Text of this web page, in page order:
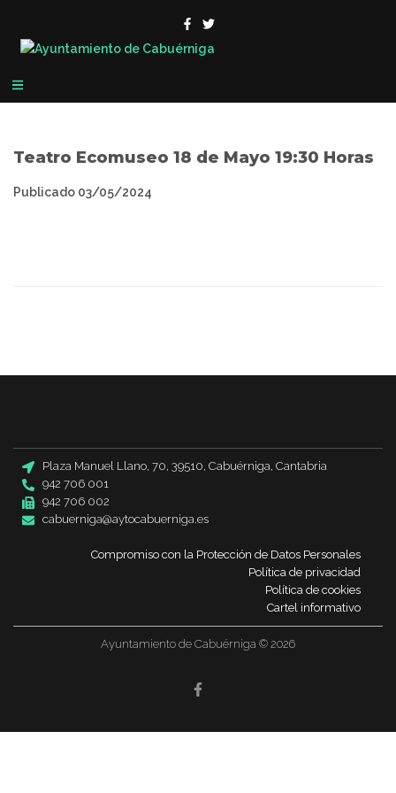
Teatro Ecomuseo 18 de Mayo 19:30 Horas
Publicado 03/05/2024
Plaza Manuel Llano, 70, 39510, Cabuérniga, Cantabria
942 706 001
942 706 002
cabuerniga@aytocabuerniga.es
Compromiso con la Protección de Datos Personales
Política de privacidad
Política de cookies
Cartel informativo
Ayuntamiento de Cabuérniga © 2026